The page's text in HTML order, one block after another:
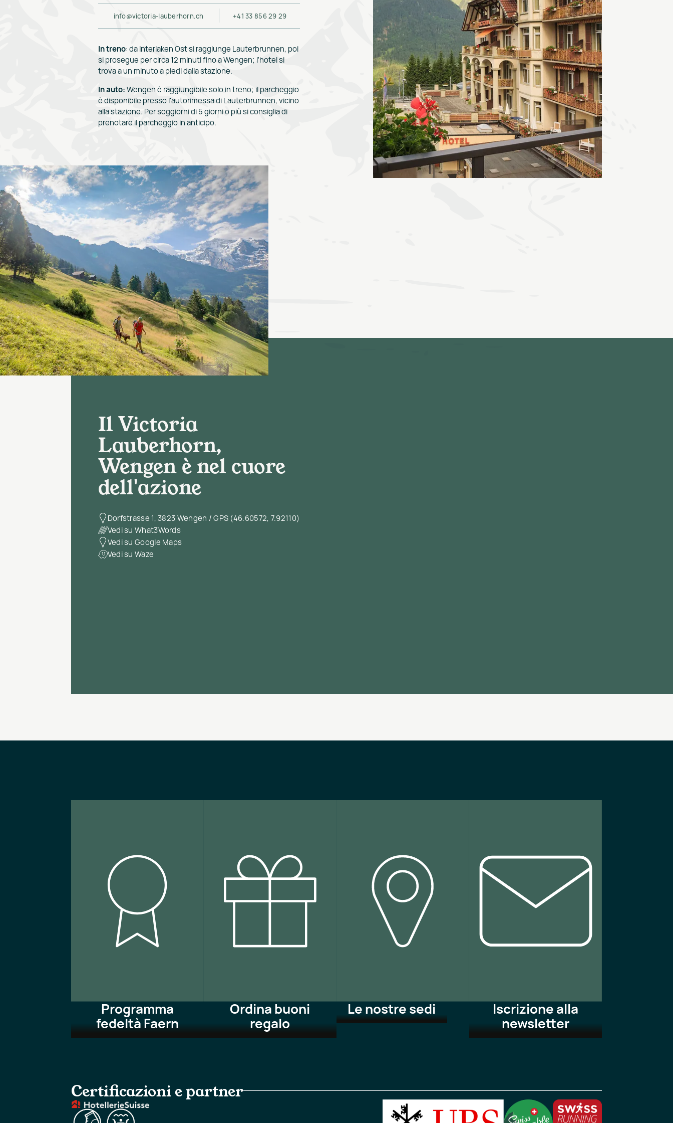
info@victoria-lauberhorn.ch +41 33 856 29 29
In treno: da Interlaken Ost si raggiunge Lauterbrunnen, poi
si prosegue per circa 12 minuti fino a Wengen; l'hotel si
trova a un minuto a piedi dalla stazione.
In auto: Wengen è raggiungibile solo in treno; il parcheggio
è disponibile presso l'autorimessa di Lauterbrunnen, vicino
alla stazione. Per soggiorni di 5 giorni o più si consiglia di
prenotare il parcheggio in anticipo.
Il Victoria
Lauberhorn,
Wengen è nel cuore
dell'azione
Dorfstrasse 1, 3823 Wengen / GPS (46.60572, 7.92110)
Vedi su What3Words
Vedi su Google Maps
Vedi su Waze
Programma
fedeltà Faern
Ordina buoni
regalo
Le nostre sedi
Iscrizione alla
newsletter
Certificazioni e partner